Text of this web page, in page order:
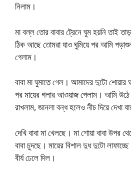
নিলাম।
মা বল্ল তোর বাবার ট্রেনে ঘুম হয়নি তাই
ঠিক আছে তোমরা যাও ঘুমিয়ে পর আমি
গেলাম।
বাবা মা ঘুমাতে গেল। আমাদের দুটো শোয়ার
পর মায়ের গলার আওয়াজ পেলাম। আমি উঠে
রাখলাম, জানলা বন্ধ হলেও নীচ দিয়ে দেখা
দেখি বাবা মা খেলছে। মা শোয়া বাবা উপর
বাবা চুদছে। মায়ের বিশাল দুধ দুটো
বীর্য ঢেলে দিল।